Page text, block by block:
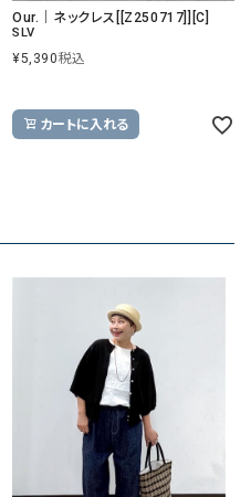
Our.｜ネックレス[[Z250717]][C]
SLV
¥5,390税込
カートに入れる